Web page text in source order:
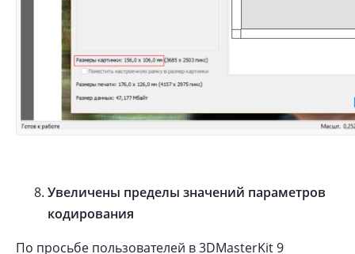
Увеличены пределы значений параметров
кодирования
По просьбе пользователей в 3DMasterKit 9